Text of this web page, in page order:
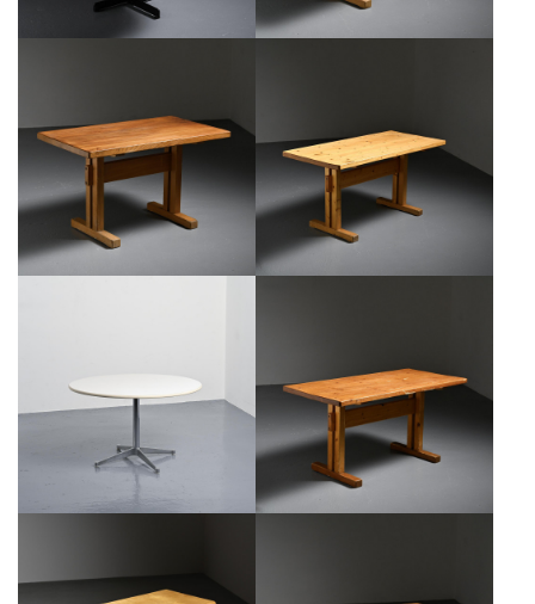
TABLE RECTANGULAIRE LES
ARCS EN ORME MASSIF
€1,300
TABLE À DÎNER POUR LES ARCS
FRANCE VERS 1975
€1,100
RAY EAMES POUR HERMAN
MILLER, CIRCA 1970
€900
TABLE À DÎNER POUR LES ARCS
FRANCE VERS 1975
€1,000